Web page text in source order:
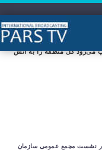
می‌رود کل منطقه را به آتش
نشست مجمع عمومی سازمان